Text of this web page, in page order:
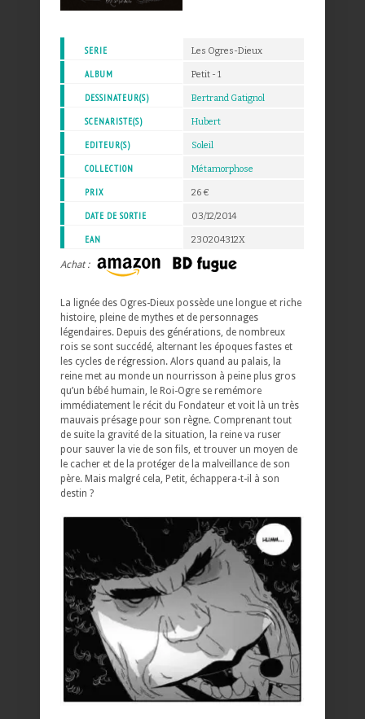
SERIE Les Ogres-Dieux
ALBUM Petit - 1
DESSINATEUR(S) Bertrand Gatignol
SCENARISTE(S) Hubert
EDITEUR(S) Soleil
COLLECTION Métamorphose
PRIX 26 €
DATE DE SORTIE 03/12/2014
EAN 230204312X
Achat :
La lignée des Ogres-Dieux possède une longue et riche
histoire, pleine de mythes et de personnages
légendaires. Depuis des générations, de nombreux
rois se sont succédé, alternant les époques fastes et
les cycles de régression. Alors quand au palais, la
reine met au monde un nourrisson à peine plus gros
qu’un bébé humain, le Roi-Ogre se remémore
immédiatement le récit du Fondateur et voit là un très
mauvais présage pour son règne. Comprenant tout
de suite la gravité de la situation, la reine va ruser
pour sauver la vie de son fils, et trouver un moyen de
le cacher et de la protéger de la malveillance de son
père. Mais malgré cela, Petit, échappera-t-il à son
destin ?